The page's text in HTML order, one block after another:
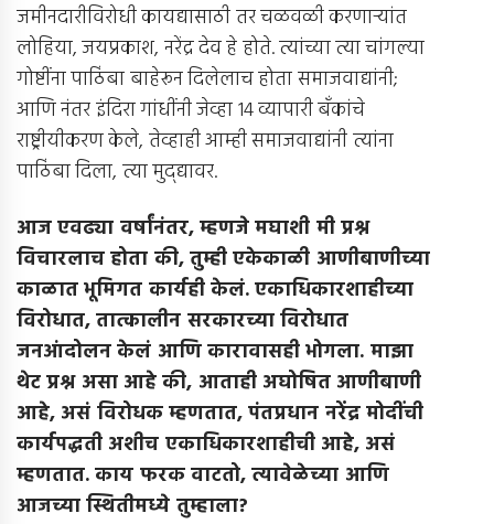
जमीनदारीविरोधी कायद्यासाठी तर चळवळी करणार्‍यांत
लोहिया, जयप्रकाश, नरेंद्र देव हे होते. त्यांच्या त्या चांगल्या
गोष्टींना पाठिंबा बाहेरून दिलेलाच होता समाजवाद्यांनी;
आणि नंतर इंदिरा गांधींनी जेव्हा 14 व्यापारी बँकांचे
राष्ट्रीयीकरण केले, तेव्हाही आम्ही समाजवाद्यांनी त्यांना
पाठिंबा दिला, त्या मुद्द्यावर.
आज एवढ्या वर्षांनंतर,म्हणजे मघाशी मी प्रश्न
विचारलाच होता की,तुम्ही एकेकाळी आणीबाणीच्या
काळात भूमिगत कार्यही केलं.एकाधिकारशाहीच्या
विरोधात,तात्कालीन सरकारच्या विरोधात
जनआंदोलन केलं आणि कारावासही भोगला. माझा
थेट प्रश्न असा आहे की, आताही अघोषित आणीबाणी
आहे, असं विरोधक म्हणतात,पंतप्रधान नरेंद्र मोदींची
कार्यपद्धती अशीच एकाधिकारशाहीची आहे, असं
म्हणतात.काय फरक वाटतो,त्यावेळेच्या आणि
आजच्या स्थितीमध्ये तुम्हाला?